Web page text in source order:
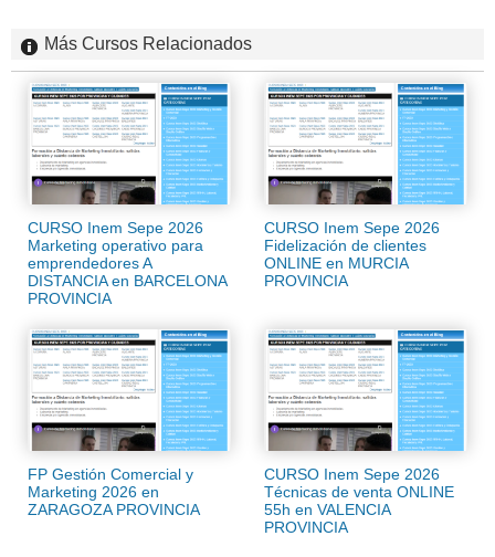
Más Cursos Relacionados
CURSO Inem Sepe 2026
Marketing operativo para
emprendedores A
DISTANCIA en BARCELONA
PROVINCIA
CURSO Inem Sepe 2026
Fidelización de clientes
ONLINE en MURCIA
PROVINCIA
FP Gestión Comercial y
Marketing 2026 en
ZARAGOZA PROVINCIA
CURSO Inem Sepe 2026
Técnicas de venta ONLINE
55h en VALENCIA
PROVINCIA